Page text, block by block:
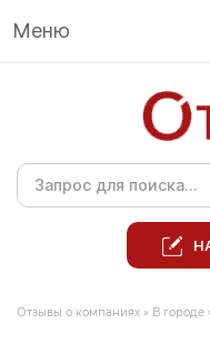
Меню
Отзывы о компаниях » В городе